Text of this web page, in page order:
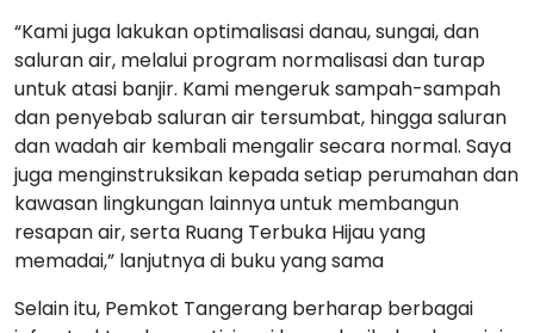
“Kami juga lakukan optimalisasi danau, sungai, dan
saluran air, melalui program normalisasi dan turap
untuk atasi banjir. Kami mengeruk sampah-sampah
dan penyebab saluran air tersumbat, hingga saluran
dan wadah air kembali mengalir secara normal. Saya
juga menginstruksikan kepada setiap perumahan dan
kawasan lingkungan lainnya untuk membangun
resapan air, serta Ruang Terbuka Hijau yang
memadai,” lanjutnya di buku yang sama
Selain itu, Pemkot Tangerang berharap berbagai